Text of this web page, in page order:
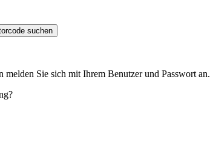
suchen
melden Sie sich mit Ihrem Benutzer und Passwort an.